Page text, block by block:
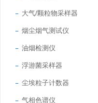
大气/颗粒物采样器
烟尘烟气测试仪
油烟检测仪
浮游菌采样器
尘埃粒子计数器
气相色谱仪